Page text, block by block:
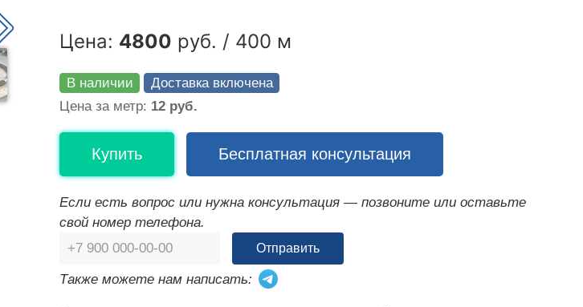
Цена: 4800 руб. / 400 м
В наличии
Доставка включена
Цена за метр: 12 руб.
Купить Бесплатная консультация
Если есть вопрос или нужна консультация — позвоните или оставьте
свой номер телефона.
Отправить
Также можете нам написать: